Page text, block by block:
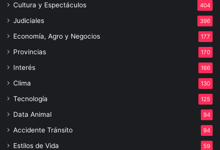
Cultura y Espectáculos 404
Judiciales 396
Economía, Agro y Negocios 177
Provincias 170
Interés 166
Clima 130
Tecnología 125
Data Animal 94
Accidente Tránsito 94
Estilos de Vida 59